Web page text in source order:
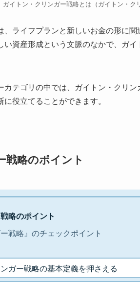
ガイトン・クリンガー戦略とは（ガイトン・ク
、ライフプランと新しいお金の形に
い資産形成という文脈のなかで、ガ
カテゴリの中では、ガイトン・クリ
役立てることができます。
戦略のポイント
略のポイント
戦略』のチェックポイント
ガー戦略の基本定義を押さえる